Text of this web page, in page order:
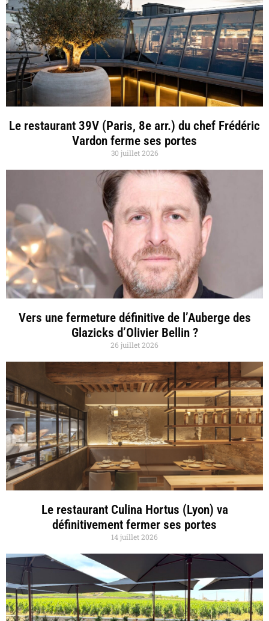
Le restaurant 39V (Paris, 8e arr.) du chef Frédéric
Vardon ferme ses portes
30 juillet 2026
Vers une fermeture définitive de l’Auberge des
Glazicks d’Olivier Bellin ?
26 juillet 2026
Le restaurant Culina Hortus (Lyon) va
définitivement fermer ses portes
14 juillet 2026